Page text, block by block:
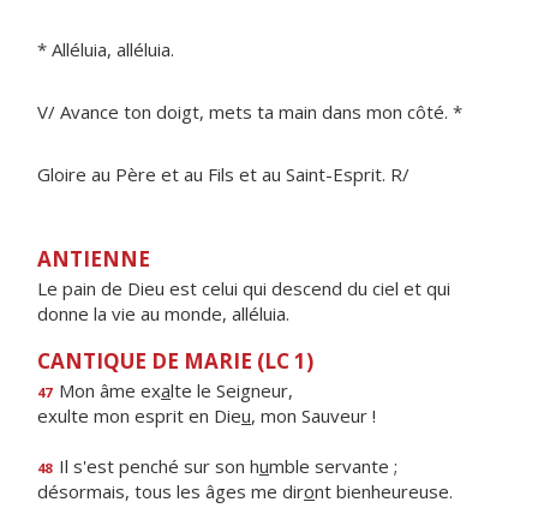
* Alléluia, alléluia.
V/ Avance ton doigt, mets ta main dans mon côté. *
Gloire au Père et au Fils et au Saint-Esprit. R/
ANTIENNE
Le pain de Dieu est celui qui descend du ciel et qui
donne la vie au monde, alléluia.
CANTIQUE DE MARIE (LC 1)
47 Mon âme exalte le Seigneur,
exulte mon esprit en Dieu, mon Sauveur !
48 Il s'est penché sur son humble servante ;
désormais, tous les âges me diront bienheureuse.